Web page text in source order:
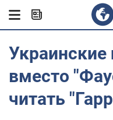
вместо
читать